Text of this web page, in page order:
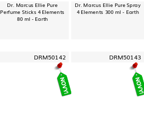
Dr. Marcus Ellie Pure
Perfume Sticks 4 Elements
80 ml - Earth
Dr. Marcus Ellie Pure Spray
4 Elements 300 ml - Earth
DRM50142 DRM50143